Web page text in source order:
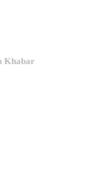
Khabar, All rights reserved.